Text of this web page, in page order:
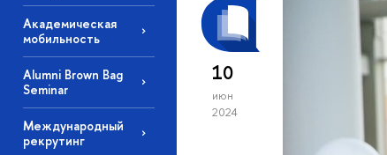
Академическая
мобильность
Alumni Brown Bag
Seminar
Международный
рекрутинг
10
июн
2024